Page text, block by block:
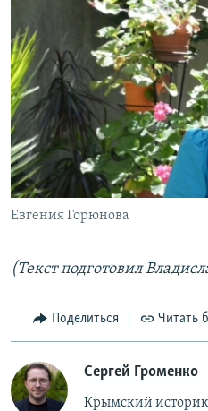
Евгения Горюнова
(Текст подготовил
Поделиться Читать
Сергей Громенко
Крымский